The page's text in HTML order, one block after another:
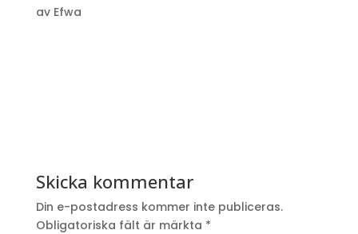
av Efwa
Skicka kommentar
Din e-postadress kommer inte publiceras.
Obligatoriska fält är märkta *